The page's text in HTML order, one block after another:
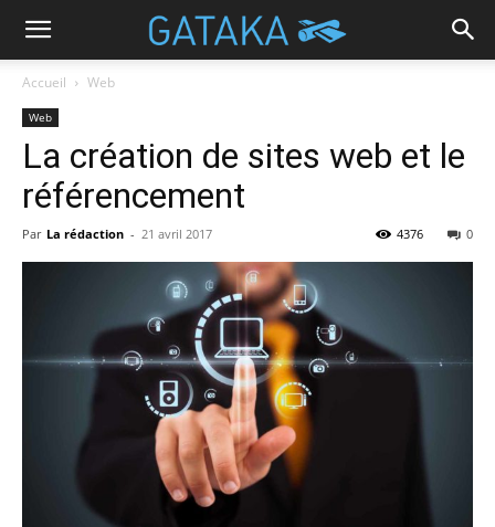
Accueil Web
Web
La création de sites web et le
référencement
Par La rédaction - 21 avril 2017 0
4376